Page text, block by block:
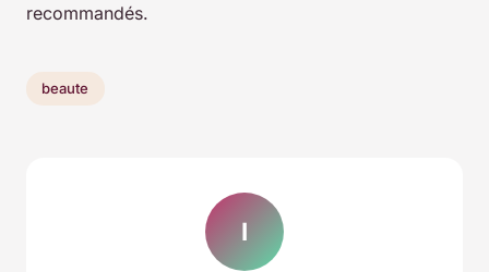
recommandés.
beaute
I